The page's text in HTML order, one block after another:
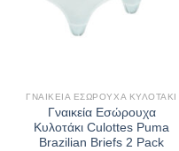
ΓΝΑΙΚΕΊΑ ΕΣΏΡΟΥΧΑ ΚΥΛΟΤΆΚΙ
Γναικεία Εσώρουχα
Κυλοτάκι Culottes Puma
Brazilian Briefs 2 Pack